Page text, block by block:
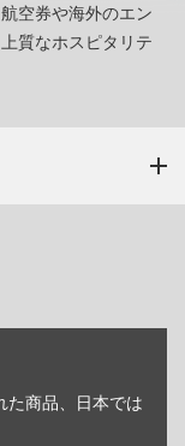
空券や海外のエン
質なホスピタリテ
た商品、日本では